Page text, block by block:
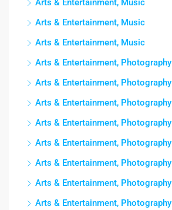
Arts & Entertainment, Music
Arts & Entertainment, Music
Arts & Entertainment, Photography
Arts & Entertainment, Photography
Arts & Entertainment, Photography
Arts & Entertainment, Photography
Arts & Entertainment, Photography
Arts & Entertainment, Photography
Arts & Entertainment, Photography
Arts & Entertainment, Photography